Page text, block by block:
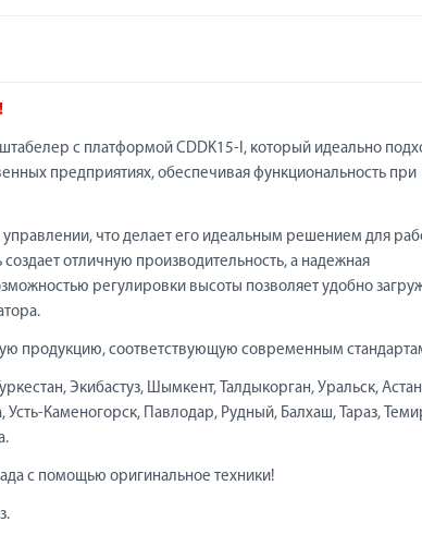
с платформой CDDK15-I, который идеально
предприятиях, обеспечивая функциональность при
что делает его идеальным решением для
отличную производительность, а надежная
регулировки высоты позволяет удобно
продукцию, соответствующую современным
Экибастуз, Шымкент, Талдыкорган, Уральск,
Каменогорск, Павлодар, Рудный, Балхаш, Тараз,
с помощью оригинальное техники!